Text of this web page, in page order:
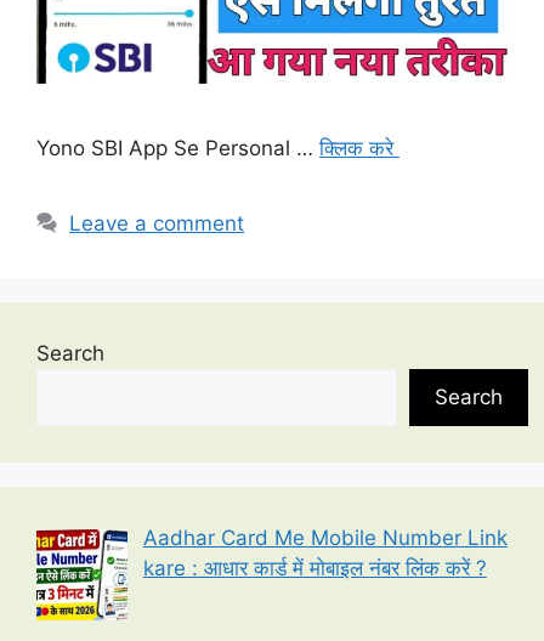
Yono SBI App Se Personal …क्लिक करे
Leave a comment
Search
Search
Aadhar Card Me Mobile Number Link
kare : आधार कार्ड में मोबाइल नंबर लिंक करें ?